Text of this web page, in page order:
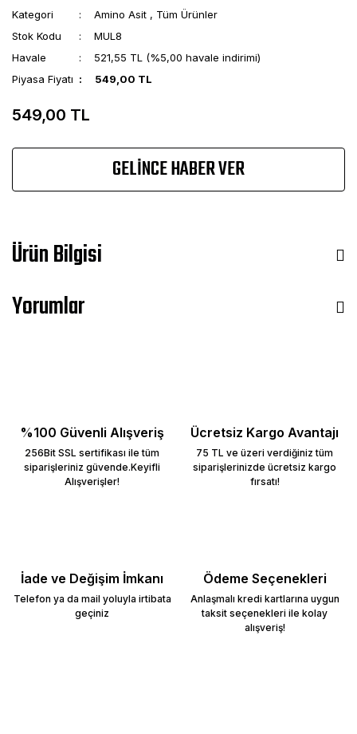
Kategori Amino Asit , Tüm Ürünler
Stok Kodu
MUL8
Havale
521,55 TL (%5,00 havale indirimi)
Piyasa Fiyatı
549,00 TL
549,00 TL
GELİNCE HABER VER
Ürün Bilgisi
Yorumlar
%100 Güvenli Alışveriş
256Bit SSL sertifikası ile tüm
siparişleriniz güvende.Keyifli
Alışverişler!
Ücretsiz Kargo Avantajı
75 TL ve üzeri verdiğiniz tüm
siparişlerinizde ücretsiz kargo
fırsatı!
İade ve Değişim İmkanı
Telefon ya da mail yoluyla irtibata
geçiniz
Ödeme Seçenekleri
Anlaşmalı kredi kartlarına uygun
taksit seçenekleri ile kolay
alışveriş!